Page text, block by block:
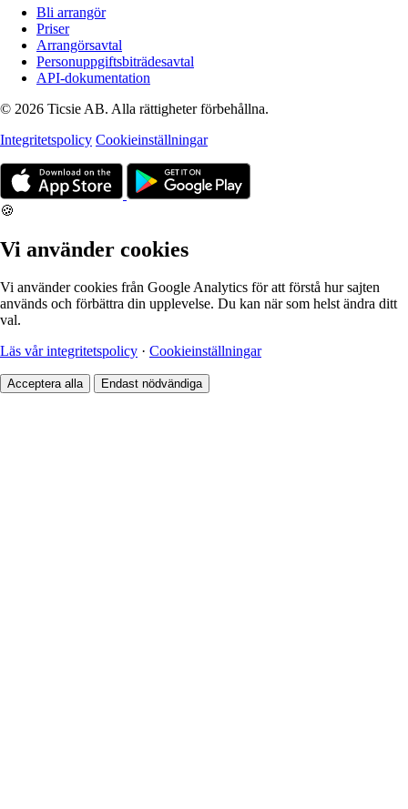
Bli arrangör
Priser
Arrangörsavtal
Personuppgiftsbiträdesavtal
API-dokumentation
© 2026 Ticsie AB. Alla rättigheter förbehållna.
Integritetspolicy Cookieinställningar
🍪
Vi använder cookies
Vi använder cookies från Google Analytics för att förstå hur sajten
används och förbättra din upplevelse. Du kan när som helst ändra ditt
val.
Läs vår integritetspolicy · Cookieinställningar
Acceptera alla Endast nödvändiga